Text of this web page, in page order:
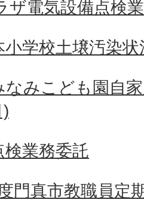
ザ電気設備点検
小学校土壌汚染
なみこども園自
業務委託
門真市教職員定